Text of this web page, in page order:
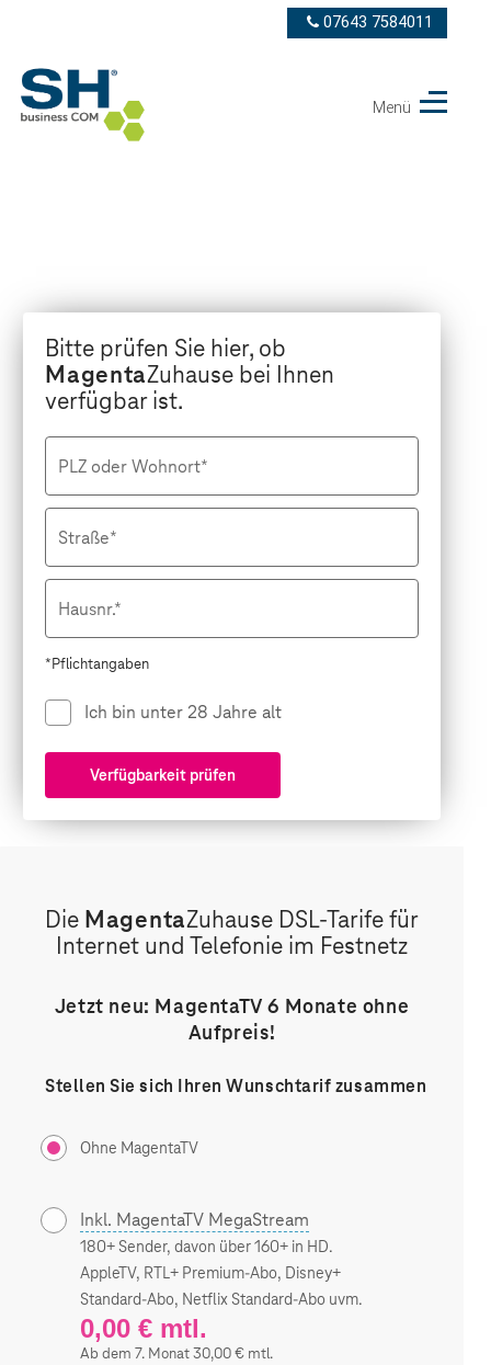
07643 7584011
Menü
Bitte prüfen Sie hier, ob
MagentaZuhause bei Ihnen
verfügbar ist.
PLZ oder Wohnort*
Straße*
Hausnr.*
*Pflichtangaben
Ich bin unter 28 Jahre alt
Verfügbarkeit prüfen
Die MagentaZuhause DSL-Tarife für
Internet und Telefonie im Festnetz
Jetzt neu: MagentaTV 6 Monate ohne
Aufpreis!
Stellen Sie sich Ihren Wunschtarif zusammen
Ohne MagentaTV
Inkl. MagentaTV MegaStream
180+ Sender, davon über 160+ in HD.
AppleTV, RTL+ Premium-Abo, Disney+
Standard-Abo, Netflix Standard-Abo uvm.
0,00 € mtl.
Ab dem 7. Monat 30,00 € mtl.